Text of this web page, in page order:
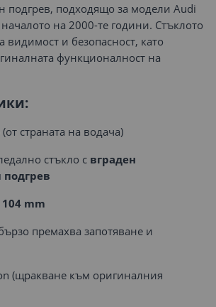
подгрев, подходящо за модели Audi
на 2000-те години. Стъклото
видимост и безопасност, като
функционалност на
(от страната на водача)
стъкло с вграден
подгрев
104 mm
премахва запотяване и
(щракване към оригиналния